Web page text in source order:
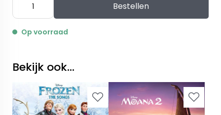
Bestellen
Op voorraad
Bekijk ook...